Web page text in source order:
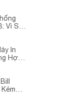
Vì Sao
In
Hợp